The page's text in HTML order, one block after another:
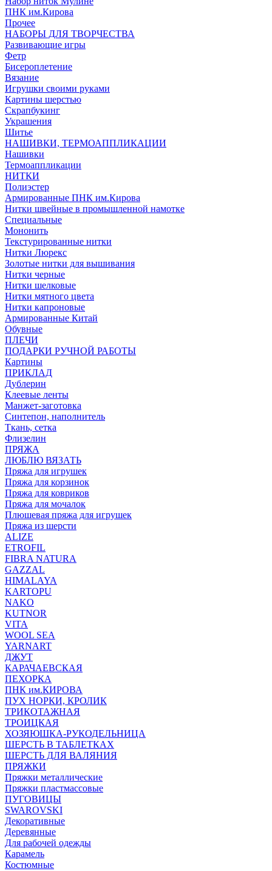
ПНК им.Кирова
Прочее
НАБОРЫ ДЛЯ ТВОРЧЕСТВА
Развивающие игры
Фетр
Бисероплетение
Вязание
Игрушки своими руками
Картины шерстью
Скрапбукинг
Украшения
Шитье
НАШИВКИ, ТЕРМОАППЛИКАЦИИ
Нашивки
Термоаппликации
НИТКИ
Полиэстер
Армированные ПНК им.Кирова
Нитки швейные в промышленной намотке
Специальные
Мононить
Текстурированные нитки
Нитки Люрекс
Золотые нитки для вышивания
Нитки черные
Нитки шелковые
Нитки мятного цвета
Нитки капроновые
Армированные Китай
Обувные
ПЛЕЧИ
ПОДАРКИ РУЧНОЙ РАБОТЫ
Картины
ПРИКЛАД
Дублерин
Клеевые ленты
Манжет-заготовка
Синтепон, наполнитель
Ткань, сетка
Флизелин
ПРЯЖА
ЛЮБЛЮ ВЯЗАТЬ
Пряжа для игрушек
Пряжа для корзинок
Пряжа для ковриков
Пряжа для мочалок
Плюшевая пряжа для игрушек
Пряжа из шерсти
ALIZE
ETROFIL
FIBRA NATURA
GAZZAL
HIMALAYA
KARTOPU
NAKO
KUTNOR
VITA
WOOL SEA
YARNART
ДЖУТ
КАРАЧАЕВСКАЯ
ПЕХОРКА
ПНК им.КИРОВА
ПУХ НОРКИ, КРОЛИК
ТРИКОТАЖНАЯ
ТРОИЦКАЯ
ХОЗЯЮШКА-РУКОДЕЛЬНИЦА
ШЕРСТЬ В ТАБЛЕТКАХ
ШЕРСТЬ ДЛЯ ВАЛЯНИЯ
ПРЯЖКИ
Пряжки металлические
Пряжки пластмассовые
ПУГОВИЦЫ
SWAROVSKI
Декоративные
Деревянные
Для рабочей одежды
Карамель
Костюмные